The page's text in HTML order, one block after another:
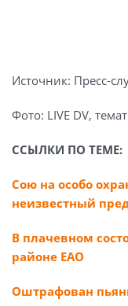
Источник: Пресс-
Фото: LIVE DV,
ССЫЛКИ ПО ТЕМЕ:
Сою на особо
неизвестный
В плачевном
районе ЕАО
Оштрафован